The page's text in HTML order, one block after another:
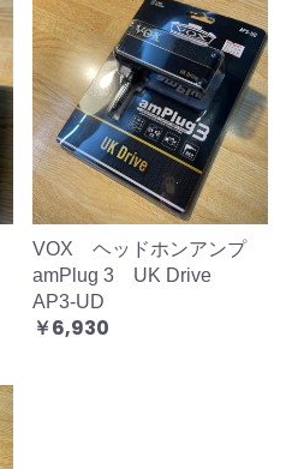
VOX ヘッドホンアンプ
amPlug 3 UK Drive
AP3-UD
￥6,930